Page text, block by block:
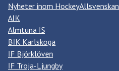
Nyheter inom HockeyAllsvenskan
AIK
Almtuna IS
BIK Karlskoga
IF Björklöven
IF Troja-Ljungby